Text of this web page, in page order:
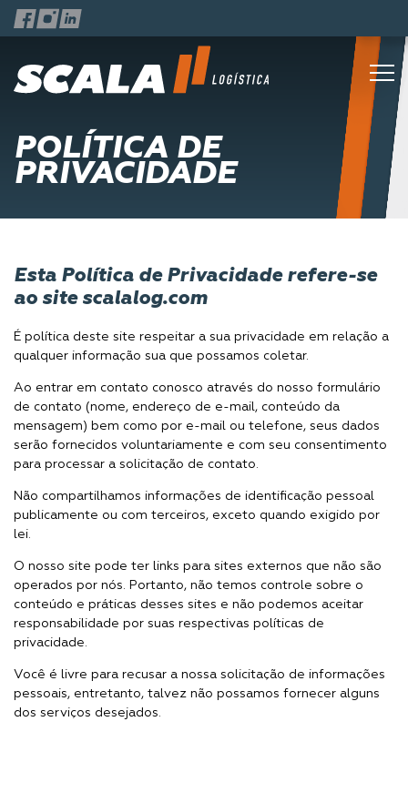
POLÍTICA DE
PRIVACIDADE
Esta Política de Privacidade refere-se
ao site scalalog.com
É política deste site respeitar a sua privacidade em relação a
qualquer informação sua que possamos coletar.
Ao entrar em contato conosco através do nosso formulário
de contato (nome, endereço de e-mail, conteúdo da
mensagem) bem como por e-mail ou telefone, seus dados
serão fornecidos voluntariamente e com seu consentimento
para processar a solicitação de contato.
Não compartilhamos informações de identificação pessoal
publicamente ou com terceiros, exceto quando exigido por
lei.
O nosso site pode ter links para sites externos que não são
operados por nós. Portanto, não temos controle sobre o
conteúdo e práticas desses sites e não podemos aceitar
responsabilidade por suas respectivas políticas de
privacidade.
Você é livre para recusar a nossa solicitação de informações
pessoais, entretanto, talvez não possamos fornecer alguns
dos serviços desejados.